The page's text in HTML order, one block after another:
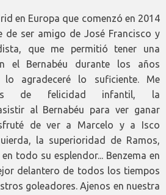
en Europa que comenzó en 2014
de ser amigo de José Francisco y
que me permitió tener una
el Bernabéu durante los años
lo agradeceré lo suficiente. Me
de felicidad infantil, la
al Bernabéu para ver ganar
de ver a Marcelo y a Isco
la superioridad de Ramos,
en todo su esplendor... Benzema en
delantero de todos los tiempos
goleadores. Ajenos en nuestra